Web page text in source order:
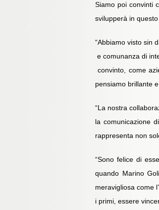
Siamo poi convinti
svilupperà in
“Abbiamo visto sin
e comunanza di
convinto, come
pensiamo brillante
“La nostra
la comunicazione
rappresenta non
“Sono felice di
quando Marino
meravigliosa come
i primi, essere